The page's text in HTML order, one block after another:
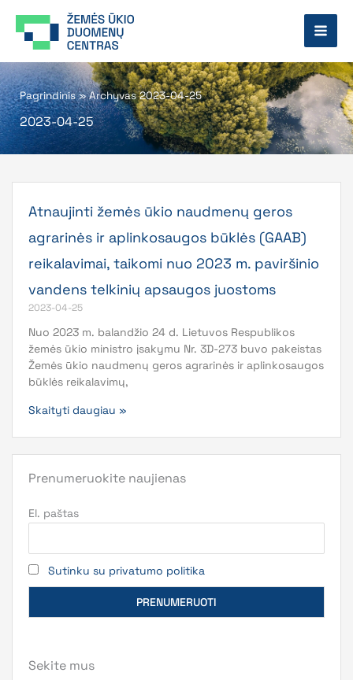
prie
Pagrindinis»Archyvas 2023-04-25
2023-04-25
Atnaujinti žemės ūkio naudmenų geros
agrarinės ir aplinkosaugos būklės (GAAB)
reikalavimai, taikomi nuo 2023 m. paviršinio
vandens telkinių apsaugos juostoms
2023-04-25
Nuo 2023 m. balandžio 24 d. Lietuvos Respublikos
žemės ūkio ministro įsakymu Nr. 3D-273 buvo pakeistas
Žemės ūkio naudmenų geros agrarinės ir aplinkosaugos
būklės reikalavimų,
Skaityti daugiau »
Prenumeruokite naujienas
El. paštas
Sutinku su privatumo politika
Sekite mus